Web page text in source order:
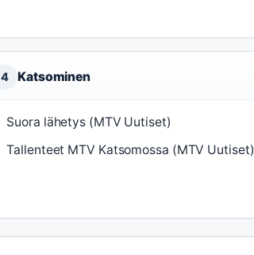
4 Katsominen
Suora lähetys (MTV Uutiset)
Tallenteet MTV Katsomossa (MTV Uutiset)